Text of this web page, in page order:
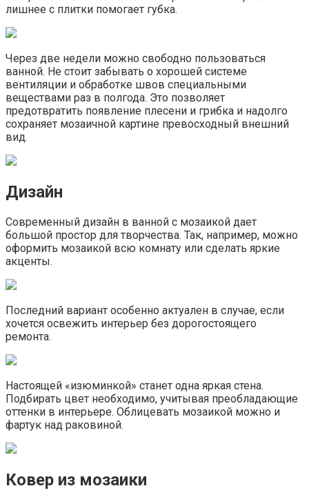
лишнее с плитки помогает губка.
Через две недели можно свободно пользоваться
ванной. Не стоит забывать о хорошей системе
вентиляции и обработке швов специальными
веществами раз в полгода. Это позволяет
предотвратить появление плесени и грибка и надолго
сохраняет мозаичной картине превосходный внешний
вид.
Дизайн
Современный дизайн в ванной с мозаикой дает
большой простор для творчества. Так, например, можно
оформить мозаикой всю комнату или сделать яркие
акценты.
Последний вариант особенно актуален в случае, если
хочется освежить интерьер без дорогостоящего
ремонта.
Настоящей «изюминкой» станет одна яркая стена.
Подбирать цвет необходимо, учитывая преобладающие
оттенки в интерьере. Облицевать мозаикой можно и
фартук над раковиной.
Ковер из мозаики